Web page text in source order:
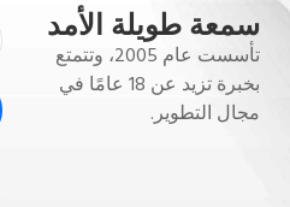
سمعة طويلة الأمد
تأسست عام 2005، وتتمتع
بخبرة تزيد عن 18 عامًا في
مجال التطوير.